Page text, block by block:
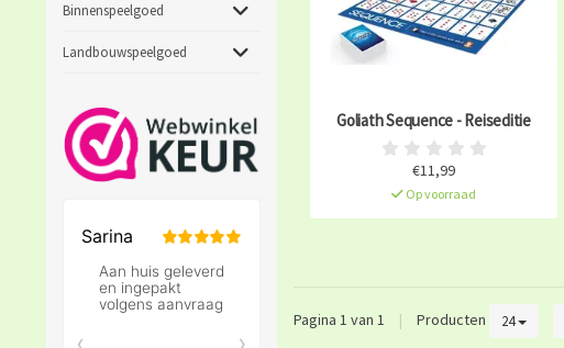
Binnenspeelgoed
Landbouwspeelgoed
Goliath Sequence - Reiseditie
€11,99
Op voorraad
Pagina 1 van 1 | Producten 24